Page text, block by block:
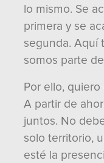
lo mismo. Se
primera y se
segunda. Aquí
somos parte
Por ello,
A partir de
juntos. No
solo territorio,
esté la